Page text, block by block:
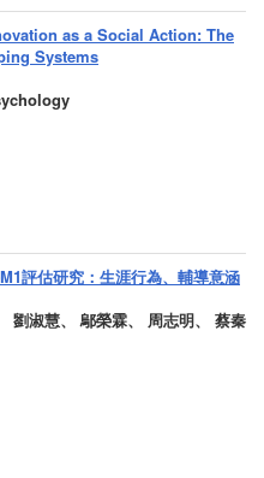
as a Social Action: The
Systems
評估研究：生涯行為、輔導意涵
劉淑慧、 鄔榮霖、 周志明、 蔡秦